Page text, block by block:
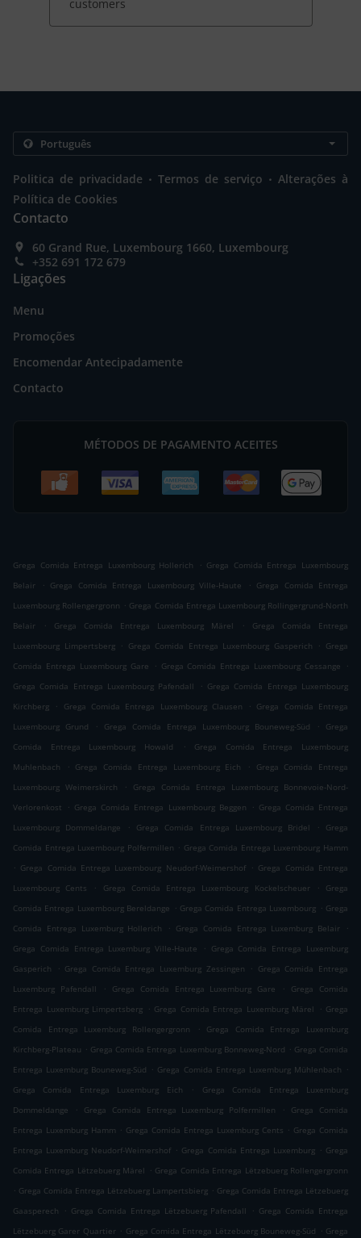
customers
Politica de privacidade . Termos de serviço . Alterações à
Política de Cookies
Contacto
60 Grand Rue, Luxembourg 1660, Luxembourg
+352 691 172 679
Ligações
Menu
Promoções
Encomendar Antecipadamente
Contacto
MÉTODOS DE PAGAMENTO ACEITES
Grega Comida Entrega Luxembourg Hollerich . Grega Comida Entrega Luxembourg
Belair
. Grega Comida Entrega Luxembourg Ville-Haute . Grega Comida Entrega
Luxembourg Rollengergronn . Grega Comida Entrega Luxembourg Rollingergrund-North
Belair
. Grega Comida Entrega Luxembourg Märel .
Grega Comida Entrega
Luxembourg Limpertsberg
. Grega Comida Entrega Luxembourg Gasperich . Grega
Comida Entrega Luxembourg Gare
. Grega Comida Entrega Luxembourg Cessange
.
Grega Comida Entrega Luxembourg Pafendall
. Grega Comida Entrega Luxembourg
Kirchberg
. Grega Comida Entrega Luxembourg Clausen . Grega Comida Entrega
Luxembourg Grund
. Grega Comida Entrega Luxembourg Bouneweg-Süd .
Grega
Comida Entrega Luxembourg Howald
.
Grega Comida Entrega Luxembourg
Muhlenbach
. Grega Comida Entrega Luxembourg Eich .
Grega Comida Entrega
Luxembourg Weimerskirch
.
Grega Comida Entrega Luxembourg Bonnevoie-Nord-
Verlorenkost
. Grega Comida Entrega Luxembourg Beggen . Grega Comida Entrega
Luxembourg Dommeldange
. Grega Comida Entrega Luxembourg Bridel .
Grega
Comida Entrega Luxembourg Polfermillen . Grega Comida Entrega Luxembourg Hamm
. Grega Comida Entrega Luxembourg Neudorf-Weimershof . Grega Comida Entrega
Luxembourg Cents
. Grega Comida Entrega Luxembourg Kockelscheuer .
Grega
Comida Entrega Luxembourg Bereldange . Grega Comida Entrega Luxembourg . Grega
Comida Entrega Luxemburg Hollerich
. Grega Comida Entrega Luxemburg Belair
.
Grega Comida Entrega Luxemburg Ville-Haute
. Grega Comida Entrega Luxemburg
Gasperich
. Grega Comida Entrega Luxemburg Zessingen . Grega Comida Entrega
Luxemburg Pafendall
. Grega Comida Entrega Luxemburg Gare .
Grega Comida
Entrega Luxemburg Limpertsberg . Grega Comida Entrega Luxemburg Märel . Grega
Comida Entrega Luxemburg Rollengergronn
.
Grega Comida Entrega Luxemburg
Kirchberg-Plateau . Grega Comida Entrega Luxemburg Bonneweg-Nord . Grega Comida
Entrega Luxemburg Bouneweg-Süd . Grega Comida Entrega Luxemburg Mühlenbach .
Grega Comida Entrega Luxemburg Eich
.
Grega Comida Entrega Luxemburg
Dommeldange
. Grega Comida Entrega Luxemburg Polfermillen .
Grega Comida
Entrega Luxemburg Hamm . Grega Comida Entrega Luxemburg Cents . Grega Comida
Entrega Luxemburg Neudorf-Weimershof . Grega Comida Entrega Luxemburg . Grega
Comida Entrega Lëtzebuerg Märel . Grega Comida Entrega Lëtzebuerg Rollengergronn
. Grega Comida Entrega Lëtzebuerg Lampertsbierg . Grega Comida Entrega Lëtzebuerg
Gaasperech
. Grega Comida Entrega Lëtzebuerg Pafendall . Grega Comida Entrega
Lëtzebuerg Garer Quartier . Grega Comida Entrega Lëtzebuerg Bouneweg-Süd . Grega